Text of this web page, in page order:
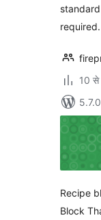
required.
10 से
5.7.0
Recipe
Block